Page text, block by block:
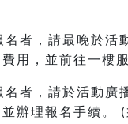
名者，請最晚於活
用，並前往一樓
名者，請於活動廣
辦理報名手續。
(